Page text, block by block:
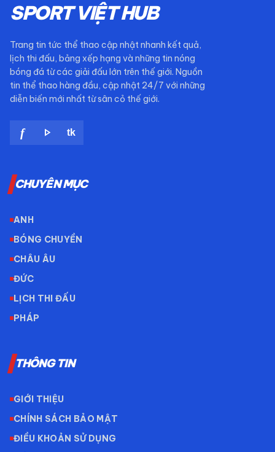
SPORT VIỆT HUB
Trang tin tức thể thao cập nhật nhanh kết quả,
lịch thi đấu, bảng xếp hạng và những tin nóng
bóng đá từ các giải đấu lớn trên thế giới. Nguồn
tin thể thao hàng đầu, cập nhật 24/7 với những
diễn biến mới nhất từ sân cỏ thế giới.
f play_arrow tk
CHUYÊN MỤC
ANH
BÓNG CHUYỀN
CHÂU ÂU
ĐỨC
LỊCH THI ĐẤU
PHÁP
THÔNG TIN
GIỚI THIỆU
CHÍNH SÁCH BẢO MẬT
ĐIỀU KHOẢN SỬ DỤNG